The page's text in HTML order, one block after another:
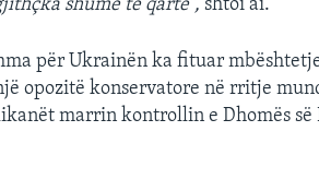
shumë të qartë”, shtoi ai.
për Ukrainën ka fituar
opozitë konservatore në rritje
marrin kontrollin e Dhomës së